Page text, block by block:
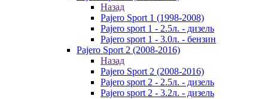
Назад
Pajero Sport 1 (1998-2008)
Pajero sport 1 - 2.5л. - дизель
Pajero sport 1 - 3.0л. - бензин
Pajero Sport 2 (2008-2016)
Назад
Pajero Sport 2 (2008-2016)
Pajero sport 2 - 2.5л. - дизель
Pajero sport 2 - 3.2л. - дизель